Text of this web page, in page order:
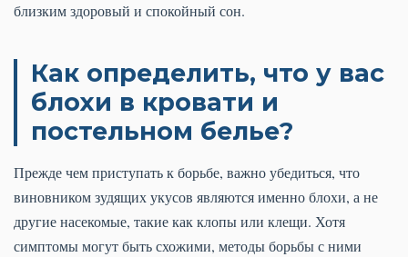
близким здоровый и спокойный сон.
Как определить, что у вас
блохи в кровати и
постельном белье?
Прежде чем приступать к борьбе, важно убедиться, что
виновником зудящих укусов являются именно блохи, а не
другие насекомые, такие как клопы или клещи. Хотя
симптомы могут быть схожими, методы борьбы с ними